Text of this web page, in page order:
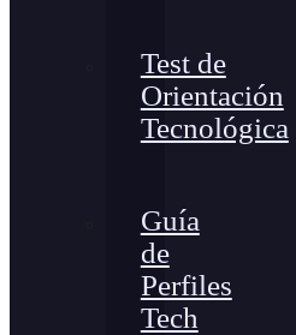
Test de
Orientación
Tecnológica
Guía
de
Perfiles
Tech